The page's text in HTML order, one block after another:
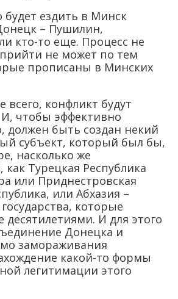
будет ездить в Минск
– Пушилин,
кто-то еще. Процесс не
не может по тем
прописаны в Минских
всего, конфликт будут
чтобы эффективно
должен быть создан некий
субъект, который был бы,
насколько же
Турецкая Республика
или Приднестровская
или Абхазия –
которые
десятилетиями. И для этого
Донецка и
замораживания
какой-то формы
легитимации этого